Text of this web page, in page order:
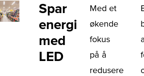
Spar
energi
med
LED
Med et
økende
fokus
på å
redusere